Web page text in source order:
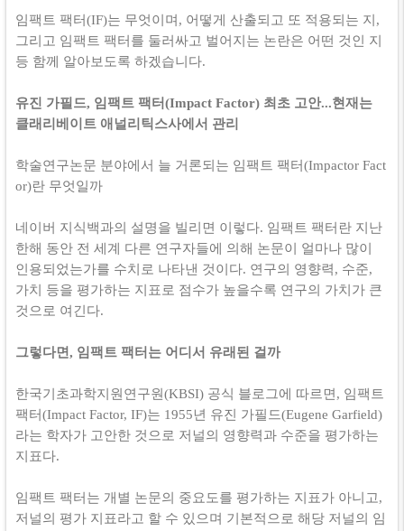
임팩트 팩터(IF)는 무엇이며, 어떻게 산출되고 또 적용되는 지,
그리고 임팩트 팩터를 둘러싸고 벌어지는 논란은 어떤 것인 지
등 함께 알아보도록 하겠습니다.
유진 가필드, 임팩트 팩터(Impact Factor) 최초 고안...현재는
클래리베이트 애널리틱스사에서 관리
학술연구논문 분야에서 늘 거론되는 임팩트 팩터(Impactor Fact
or)란 무엇일까
네이버 지식백과의 설명을 빌리면 이렇다. 임팩트 팩터란 지난
한해 동안 전 세계 다른 연구자들에 의해 논문이 얼마나 많이
인용되었는가를 수치로 나타낸 것이다. 연구의 영향력, 수준,
가치 등을 평가하는 지표로 점수가 높을수록 연구의 가치가 큰
것으로 여긴다.
그렇다면, 임팩트 팩터는 어디서 유래된 걸까
한국기초과학지원연구원(KBSI) 공식 블로그에 따르면, 임팩트
팩터(Impact Factor, IF)는 1955년 유진 가필드(Eugene Garfield)
라는 학자가 고안한 것으로 저널의 영향력과 수준을 평가하는
지표다.
임팩트 팩터는 개별 논문의 중요도를 평가하는 지표가 아니고,
저널의 평가 지표라고 할 수 있으며 기본적으로 해당 저널의 임